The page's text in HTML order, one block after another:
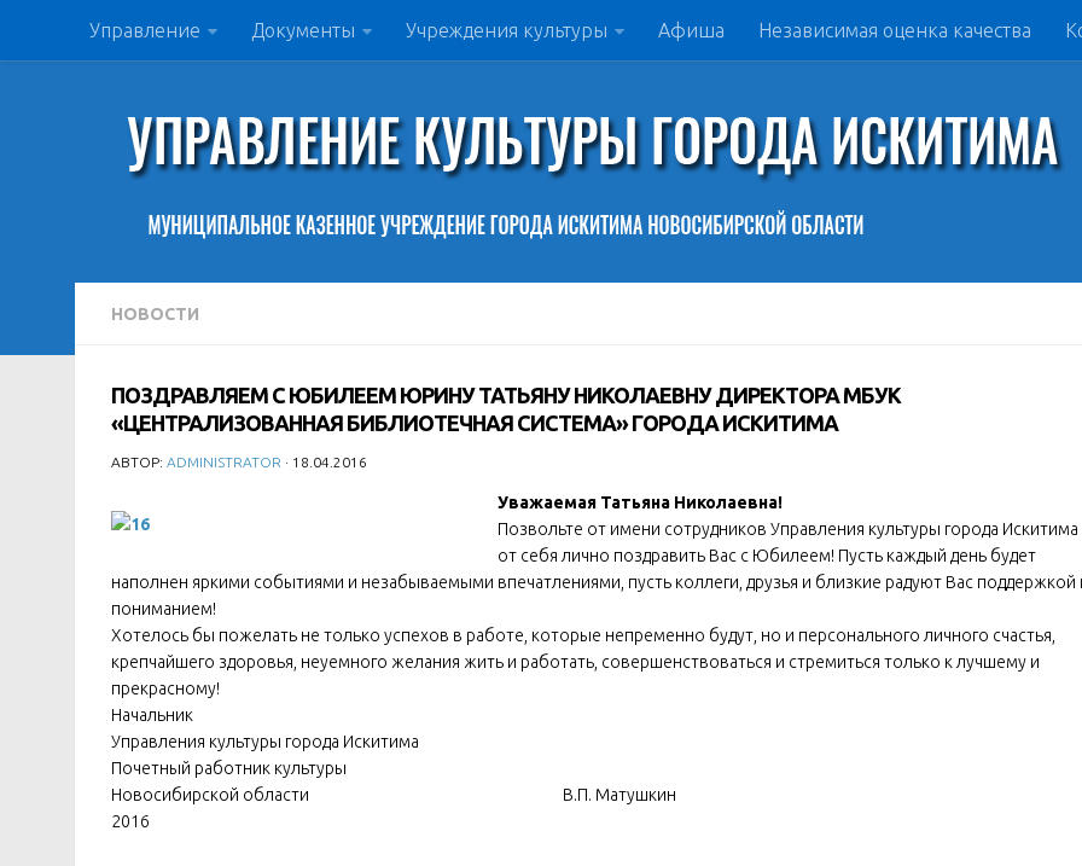
Управление Документы Учреждения культуры Афиша Независимая оценка качества
НОВОСТИ
ПОЗДРАВЛЯЕМ С ЮБИЛЕЕМ ЮРИНУ ТАТЬЯНУ НИКОЛАЕВНУ ДИРЕКТОРА МБУК
«ЦЕНТРАЛИЗОВАННАЯ БИБЛИОТЕЧНАЯ СИСТЕМА» ГОРОДА ИСКИТИМА
АВТОР: ADMINISTRATOR · 18.04.2016
Уважаемая Татьяна Николаевна!
Позвольте от имени сотрудников Управления культуры города Искитима
от себя лично поздравить Вас с Юбилеем! Пусть каждый день будет
наполнен яркими событиями и незабываемыми впечатлениями, пусть коллеги, друзья и близкие радуют Вас поддержкой
пониманием!
Хотелось бы пожелать не только успехов в работе, которые непременно будут, но и персонального личного счастья,
крепчайшего здоровья, неуемного желания жить и работать, совершенствоваться и стремиться только к лучшему и
прекрасному!
Начальник
Управления культуры города Искитима
Почетный работник культуры
Новосибирской области В.П. Матушкин
2016